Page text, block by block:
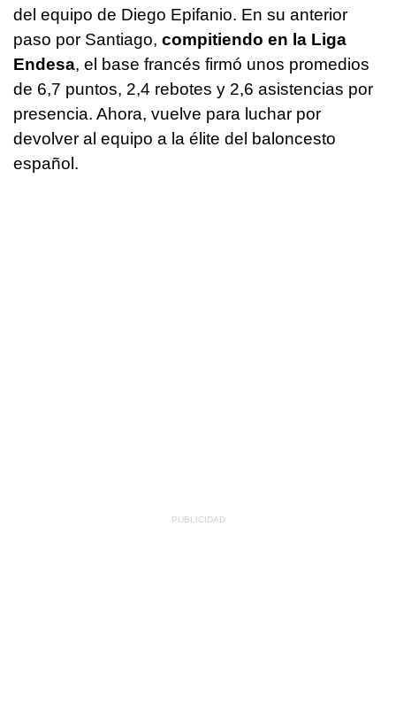
del equipo de Diego Epifanio. En su anterior
paso por Santiago, compitiendo en la Liga
Endesa, el base francés firmó unos promedios
de 6,7 puntos, 2,4 rebotes y 2,6 asistencias por
presencia. Ahora, vuelve para luchar por
devolver al equipo a la élite del baloncesto
español.